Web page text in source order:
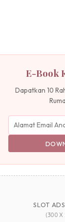
E-Book
Dapatkan 10
SLOT
(300 X